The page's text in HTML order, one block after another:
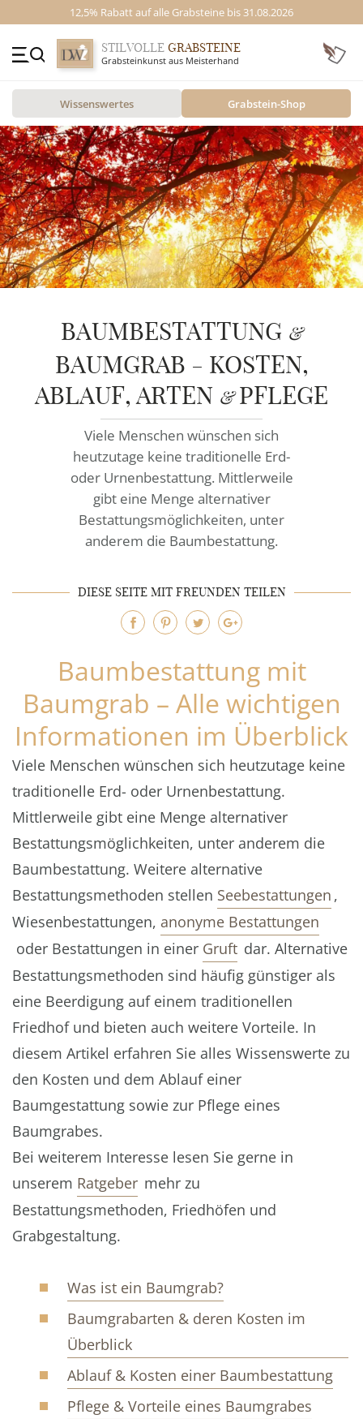
12,5% Rabatt auf alle Grabsteine bis 31.08.2026
Kontakt
GRABSTEINE
STILE
MOTIVE
MATERIAL
ÜBER UNS
VIDEOS
RATGEBER
KONTAKT
REFERENZEN
STILVOLLE GRABSTEINE
Grabsteinkunst aus Meisterhand
Wissenswertes Grabstein-Shop
BAUMBESTATTUNG &
BAUMGRAB - KOSTEN,
ABLAUF, ARTEN &PFLEGE
Viele Menschen wünschen sich
heutzutage keine traditionelle Erd-
oder Urnenbestattung. Mittlerweile
gibt eine Menge alternativer
Bestattungsmöglichkeiten, unter
anderem die Baumbestattung.
DIESE SEITE MIT FREUNDEN TEILEN
Baumbestattung mit
Baumgrab – Alle wichtigen
Informationen im Überblick
Viele Menschen wünschen sich heutzutage keine
traditionelle Erd- oder Urnenbestattung.
Mittlerweile gibt eine Menge alternativer
Bestattungsmöglichkeiten, unter anderem die
Baumbestattung. Weitere alternative
Bestattungsmethoden stellen Seebestattungen ,
Wiesenbestattungen, anonyme Bestattungen
oder Bestattungen in einer Gruft dar. Alternative
Bestattungsmethoden sind häufig günstiger als
eine Beerdigung auf einem traditionellen
Friedhof und bieten auch weitere Vorteile. In
diesem Artikel erfahren Sie alles Wissenswerte zu
den Kosten und dem Ablauf einer
Baumgestattung sowie zur Pflege eines
Baumgrabes.
Bei weiterem Interesse lesen Sie gerne in
unserem Ratgeber mehr zu
Bestattungsmethoden, Friedhöfen und
Grabgestaltung.
Was ist ein Baumgrab?
Baumgrabarten & deren Kosten im
Überblick
Ablauf & Kosten einer Baumbestattung
Pflege & Vorteile eines Baumgrabes